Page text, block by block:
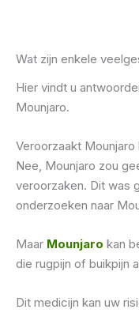
Wat zijn enkele
Hier vindt u
Mounjaro.
Veroorzaakt Mounjaro
Nee, Mounjaro zou
veroorzaken. Dit was
onderzoeken naar
Maar Mounjaro kan
die rugpijn of buikpijn
Dit medicijn kan uw